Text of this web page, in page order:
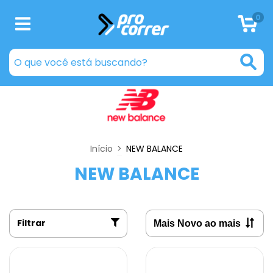
0
Início > NEW BALANCE
NEW BALANCE
Filtrar